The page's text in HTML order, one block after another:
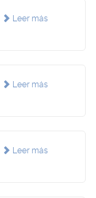
Leer más
Leer más
Leer más